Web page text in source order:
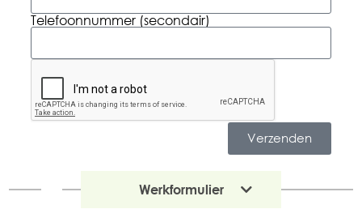
Telefoonnummer (secondair)
Verzenden
Werkformulier